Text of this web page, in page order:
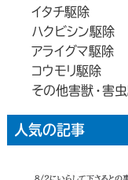
イタチ駆除
ハクビシン駆除
アライグマ駆除
コウモリ駆除
その他害獣・害
人気の記事